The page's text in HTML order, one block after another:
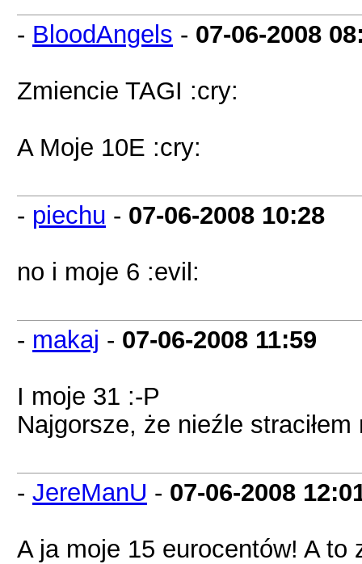
- BloodAngels - 07-06-2008
Zmiencie TAGI :cry:
A Moje 10E :cry:
- piechu - 07-06-2008 10:28
no i moje 6 :evil:
- makaj - 07-06-2008 11:59
I moje 31 :-P
Najgorsze, że nieźle
- JereManU - 07-06-2008
A ja moje 15 eurocentów! A to